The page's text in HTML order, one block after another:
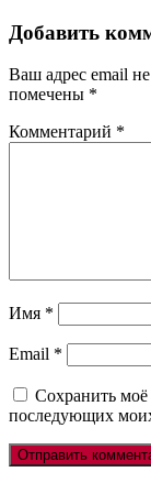
Добавить
Ваш адрес email
помечены *
Комментарий *
Имя *
Email *
Сохранить моё
последующих